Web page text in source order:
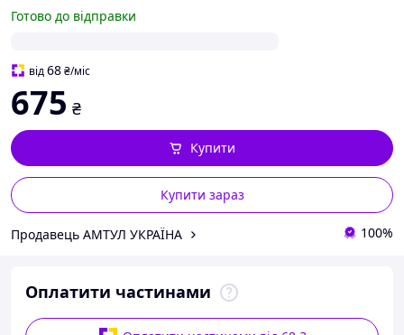
Готово до відправки
від68₴/міс
675 ₴
Купити зараз
Купити
Продавець АМТУЛ УКРАЇНА 100%
Оплатити частинами